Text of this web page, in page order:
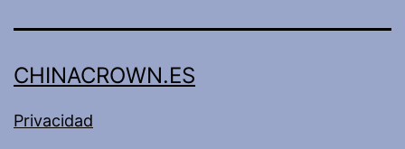
CHINACROWN.ES
Privacidad